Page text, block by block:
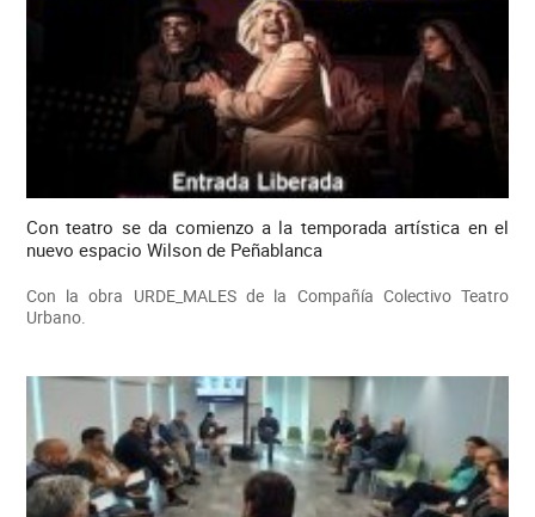
Con teatro se da comienzo a la temporada artística en el
nuevo espacio Wilson de Peñablanca
Con la obra URDE_MALES de la Compañía Colectivo Teatro
Urbano.